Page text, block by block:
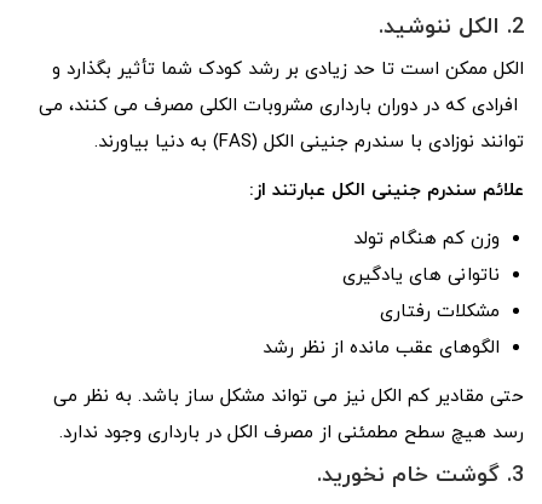
2. الکل ننوشید.
الکل ممکن است تا حد زیادی بر رشد کودک شما تأثیر بگذارد و
افرادی که در دوران بارداری مشروبات الکلی مصرف می کنند، می
توانند نوزادی با سندرم جنینی الکل (FAS) به دنیا بیاورند.
علائم سندرم جنینی الکل عبارتند از:
وزن کم هنگام تولد
ناتوانی های یادگیری
مشکلات رفتاری
الگوهای عقب مانده از نظر رشد
حتی مقادیر کم الکل نیز می تواند مشکل ساز باشد. به نظر می
رسد هیچ سطح مطمئنی از مصرف الکل در بارداری وجود ندارد.
3. گوشت خام نخورید.